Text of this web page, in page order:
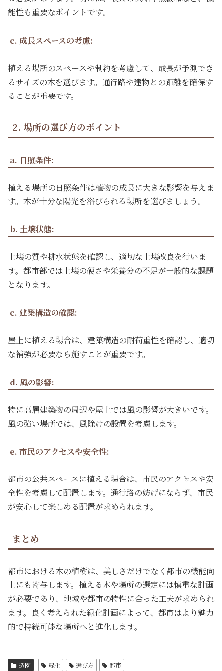
能性も重要なポイントです。
c. 成長スペースの考慮:
植える場所のスペースや制約を考慮して、成長が予測でき
るサイズの木を選びます。通行路や建物との距離を確保す
ることが重要です。
2. 場所の選び方のポイント
a. 日照条件:
植える場所の日照条件は植物の成長に大きな影響を与えま
す。木が十分な陽光を浴びられる場所を選びましょう。
b. 土壌状態:
土壌の質や排水状態を確認し、適切な土壌改良を行いま
す。都市部では土壌の硬さや栄養分の不足が一般的な課題
となります。
c. 建築構造の確認:
屋上に植える場合は、建築構造の耐荷重性を確認し、適切
な補強が必要なら施すことが重要です。
d. 風の影響:
特に高層建築物の周辺や屋上では風の影響が大きいです。
風の強い場所では、風除けの設置を考慮します。
e. 市民のアクセスや安全性:
都市の公共スペースに植える場合は、市民のアクセスや安
全性を考慮して配置します。通行路の妨げにならず、市民
が安心して楽しめる配置が求められます。
まとめ
都市における木の植樹は、美しさだけでなく都市の機能向
上にも寄与します。植える木や場所の選定には慎重な計画
が必要であり、地域や都市の特性に合った工夫が求められ
ます。良く考えられた緑化計画によって、都市はより魅力
的で持続可能な場所へと進化します。
造園 緑化 選び方 都市